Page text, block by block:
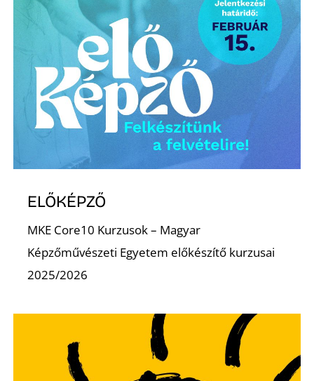
ELŐKÉPZŐ
MKE Core10 Kurzusok – Magyar
Képzőművészeti Egyetem előkészítő kurzusai
2025/2026